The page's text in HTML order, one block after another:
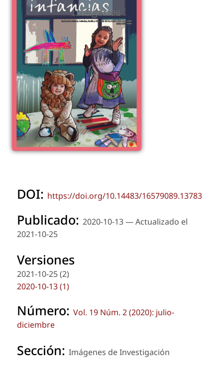
DOI: https://doi.org/10.14483/16579089.13783
Publicado: 2020-10-13 — Actualizado el
2021-10-25
Versiones
2021-10-25 (2)
2020-10-13 (1)
Número: Vol. 19 Núm. 2 (2020): julio-
diciembre
Sección: Imágenes de Investigación